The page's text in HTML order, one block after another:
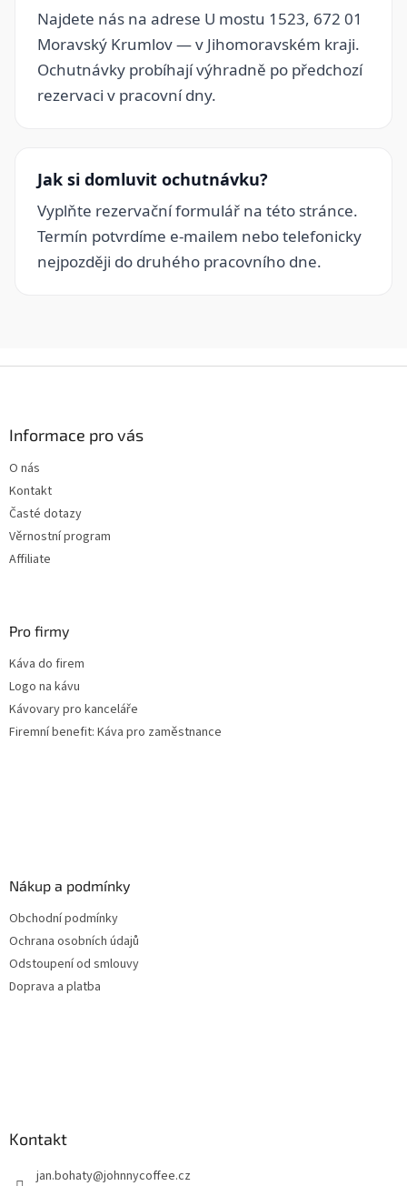
Najdete nás na adrese U mostu 1523, 672 01
Moravský Krumlov — v Jihomoravském kraji.
Ochutnávky probíhají výhradně po předchozí
rezervaci v pracovní dny.
Jak si domluvit ochutnávku?
Vyplňte rezervační formulář na této stránce.
Termín potvrdíme e-mailem nebo telefonicky
nejpozději do druhého pracovního dne.
Informace pro vás
O nás
Kontakt
Časté dotazy
Věrnostní program
Affiliate
Pro firmy
Káva do firem
Logo na kávu
Kávovary pro kanceláře
Firemní benefit: Káva pro zaměstnance
Nákup a podmínky
Obchodní podmínky
Ochrana osobních údajů
Odstoupení od smlouvy
Doprava a platba
Kontakt
jan.bohaty@johnnycoffee.cz